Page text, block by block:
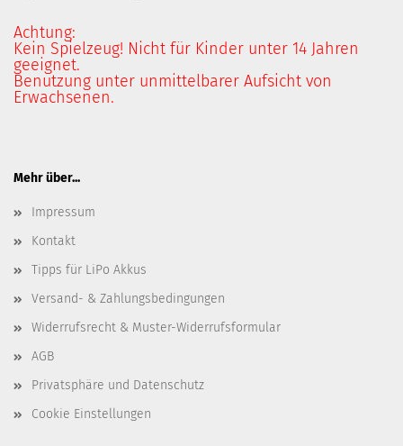
Achtung:
Kein Spielzeug! Nicht für Kinder unter 14 Jahren
geeignet.
Benutzung unter unmittelbarer Aufsicht von
Erwachsenen.
Mehr über...
Impressum
Kontakt
Tipps für LiPo Akkus
Versand- & Zahlungsbedingungen
Widerrufsrecht & Muster-Widerrufsformular
AGB
Privatsphäre und Datenschutz
Cookie Einstellungen